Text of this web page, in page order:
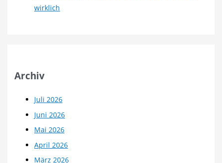
wirklich
Archiv
Juli 2026
Juni 2026
Mai 2026
April 2026
März 2026